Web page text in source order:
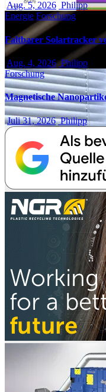
Aug. 5, 2026 Philipp
Energie Forschung
Faltbarer Solartracker
Aug. 4, 2026 Philipp
Forschung
Magnetische
Juli 31, 2026 Philipp